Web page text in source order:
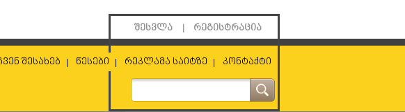
შესვლა რეგისტრაცია
შესახებ წესები რეკლამა საიტზე კონტაქტი